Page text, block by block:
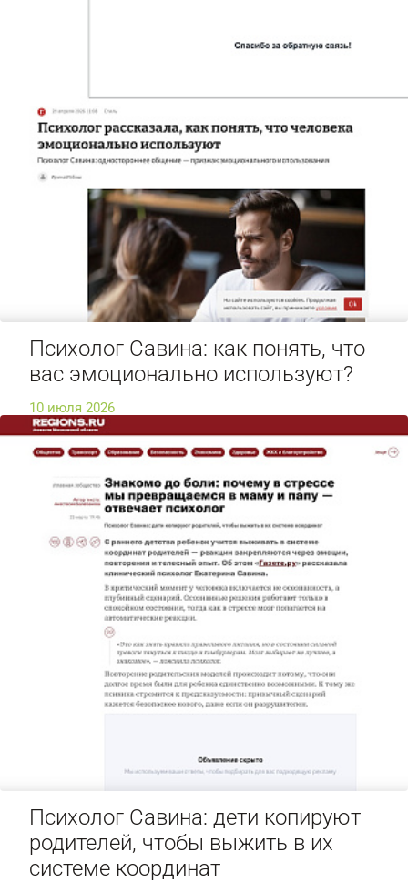
Психолог Савина: как понять, что
вас эмоционально используют?
10 июля 2026
Психолог Савина: дети копируют
родителей, чтобы выжить в их
системе координат